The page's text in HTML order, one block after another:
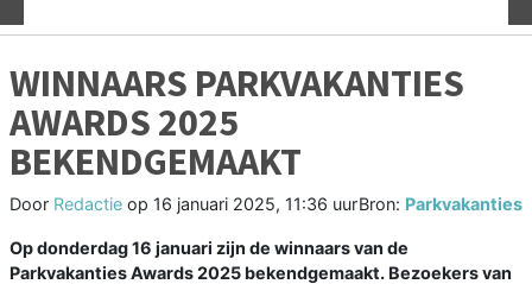
WINNAARS PARKVAKANTIES
AWARDS 2025
BEKENDGEMAAKT
Door Redactie op 16 januari 2025, 11:36 uurBron: Parkvakanties
Op donderdag 16 januari zijn de winnaars van de
Parkvakanties Awards 2025 bekendgemaakt. Bezoekers van